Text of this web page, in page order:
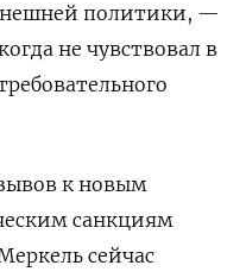
политики, —
не чувствовал в
к новым
санкциям
сейчас